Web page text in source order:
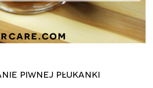
piwnej płukanki